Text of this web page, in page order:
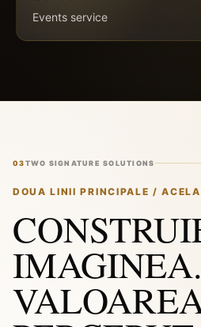
Events service
03TWO SIGNATURE SOLUTIONS
DOUA LINII PRINCIPALE /